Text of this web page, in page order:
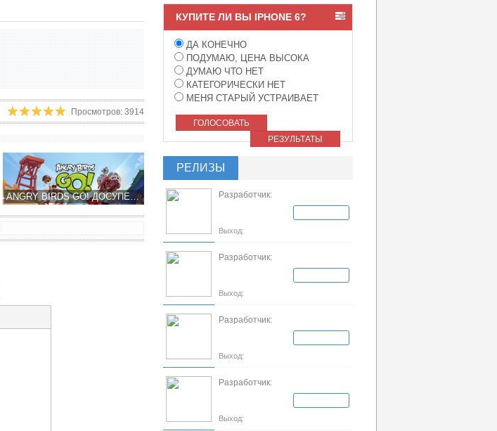
Просмотров: 3914
ANGRY BIRDS GO! ДОСУПЕН НОВОЗЕЛАНДСКОМ APP STORE - МИР 11 ДЕКАБРЯ!
КУПИТЕ ЛИ ВЫ IPHONE 6?
ДА КОНЕЧНО
ПОДУМАЮ, ЦЕНА ВЫСОКА
ДУМАЮ ЧТО НЕТ
КАТЕГОРИЧЕСКИ НЕТ
МЕНЯ СТАРЫЙ УСТРАИВАЕТ
ГОЛОСОВАТЬ
РЕЗУЛЬТАТЫ
РЕЛИЗЫ
Разработчик:
Выход:
Разработчик:
Выход:
Разработчик:
Выход:
Разработчик:
Выход: